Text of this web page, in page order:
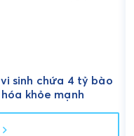
sinh chứa 4 tỷ bào
khỏe mạnh